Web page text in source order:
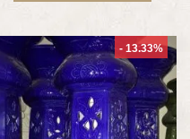
- 13.33%